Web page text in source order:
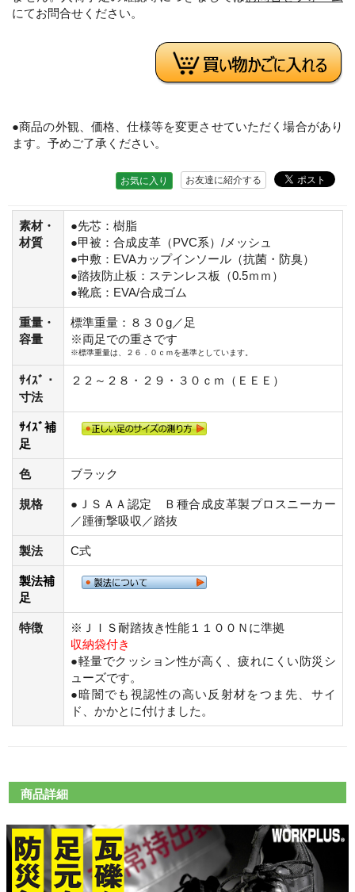
にてお問合せください。
●商品の外観、価格、仕様等を変更させていただく場合があり
ます。予めご了承ください。
お友達に紹介する
お気に入り
素材・
材質
●先芯：樹脂
●甲被：合成皮革（PVC系）/メッシュ
●中敷：EVAカップインソール（抗菌・防臭）
●踏抜防止板：ステンレス板（0.5ｍｍ）
●靴底：EVA/合成ゴム
重量・
容量
標準重量：８３０g／足
※両足での重さです
※標準重量は、２６．０ｃｍを基準としています。
ｻｲｽﾞ・
寸法
２２～２８・２９・３０ｃｍ（ＥＥＥ）
ｻｲｽﾞ補
足
色 ブラック
規格
●ＪＳＡＡ認定 Ｂ種合成皮革製プロスニーカー
／踵衝撃吸収／踏抜
製法 C式
製法補
足
特徴
※ＪＩＳ耐踏抜き性能１１００Ｎに準拠
収納袋付き
●軽量でクッション性が高く、疲れにくい防災シ
ューズです。
●暗闇でも視認性の高い反射材をつま先、サイ
ド、かかとに付けました。
商品詳細